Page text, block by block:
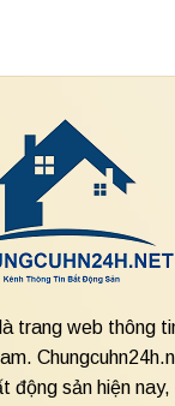
trang web thông
động sản hiện nay,